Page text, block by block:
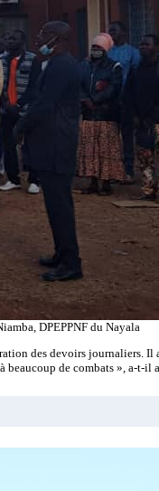
DPEPPNF du Nayala
des devoirs journaliers.
beaucoup de combats », a-t-il